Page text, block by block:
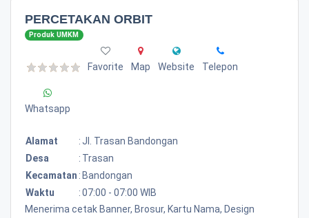
PERCETAKAN ORBIT
Produk UMKM
Favorite Map Website Telepon
Whatsapp
Alamat : Jl. Trasan Bandongan
Desa
: Trasan
Kecamatan : Bandongan
Waktu
:07:00 - 07:00 WIB
Menerima cetak Banner, Brosur, Kartu Nama, Design